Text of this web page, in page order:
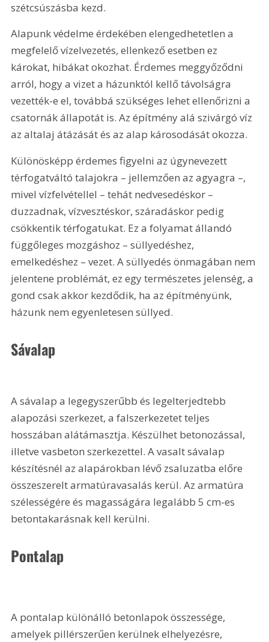
szétcsúszásba kezd.
Alapunk védelme érdekében elengedhetetlen a
megfelelő vízelvezetés, ellenkező esetben ez
károkat, hibákat okozhat. Érdemes meggyőződni
arról, hogy a vizet a házunktól kellő távolságra
vezették-e el, továbbá szükséges lehet ellenőrizni a
csatornák állapotát is. Az építmény alá szivárgó víz
az altalaj átázását és az alap károsodását okozza.
Különösképp érdemes figyelni az úgynevezett
térfogatváltó talajokra – jellemzően az agyagra –,
mivel vízfelvétellel – tehát nedvesedéskor –
duzzadnak, vízvesztéskor, száradáskor pedig
csökkentik térfogatukat. Ez a folyamat állandó
függőleges mozgáshoz – süllyedéshez,
emelkedéshez – vezet. A süllyedés önmagában nem
jelentene problémát, ez egy természetes jelenség, a
gond csak akkor kezdődik, ha az építményünk,
házunk nem egyenletesen süllyed.
Sávalap
A sávalap a legegyszerűbb és legelterjedtebb
alapozási szerkezet, a falszerkezetet teljes
hosszában alátámasztja. Készülhet betonozással,
illetve vasbeton szerkezettel. A vasalt sávalap
készítésnél az alapárokban lévő zsaluzatba előre
összeszerelt armatúravasalás kerül. Az armatúra
szélességére és magasságára legalább 5 cm-es
betontakarásnak kell kerülni.
Pontalap
A pontalap különálló betonlapok összessége,
amelyek pillérszerűen kerülnek elhelyezésre,